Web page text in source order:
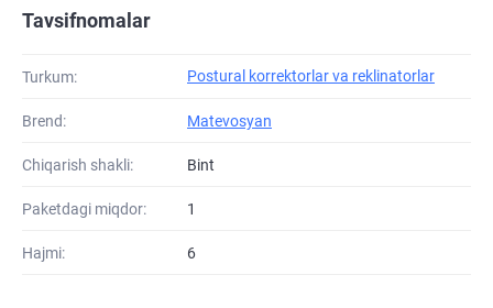
Tavsifnomalar
Turkum: Postural korrektorlar va reklinatorlar
Brend: Matevosyan
Chiqarish shakli: Bint
Paketdagi miqdor: 1
Hajmi: 6